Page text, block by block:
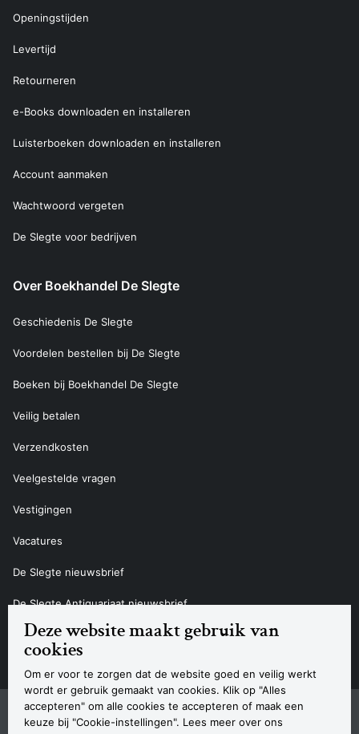
Deze website maakt gebruik van
cookies
Om er voor te zorgen dat de website goed en veilig werkt
wordt er gebruik gemaakt van cookies. Klik op "Alles
accepteren" om alle cookies te accepteren of maak een
keuze bij "Cookie-instellingen". Lees meer over ons
Openingstijden
Levertijd
Retourneren
e-Books downloaden en installeren
Luisterboeken downloaden en installeren
Account aanmaken
Wachtwoord vergeten
De Slegte voor bedrijven
Over Boekhandel De Slegte
Geschiedenis De Slegte
Voordelen bestellen bij De Slegte
Boeken bij Boekhandel De Slegte
Veilig betalen
Verzendkosten
Veelgestelde vragen
Vestigingen
Vacatures
De Slegte nieuwsbrief
De Slegte Antiquariaat nieuwsbrief
Contact
Navigatie
SitemapPrivacyverklaring CookieverklaringAlgemene voorwaardenDisclaimer
Contact